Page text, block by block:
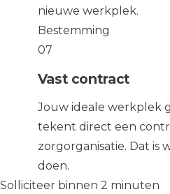
nieuwe werkplek.
Bestemming
07
Vast contract
Jouw ideale werkplek
tekent direct een
zorgorganisatie. Dat is
doen.
Solliciteer binnen 2 minuten